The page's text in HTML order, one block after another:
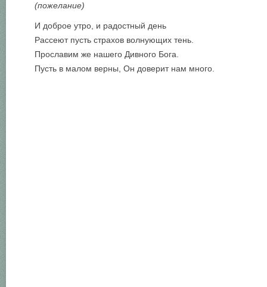
(пожелание)
И доброе утро, и радостный день
Рассеют пусть страхов волнующих тень.
Прославим же нашего Дивного Бога.
Пусть в малом верны, Он доверит нам много.